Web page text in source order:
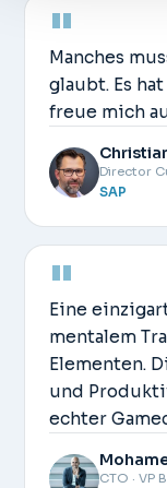
"
Manches
glaubt. Es
freue mich
Director
SAP
"
Eine
mentalem
Elementen.
und
echter
CTO · VP